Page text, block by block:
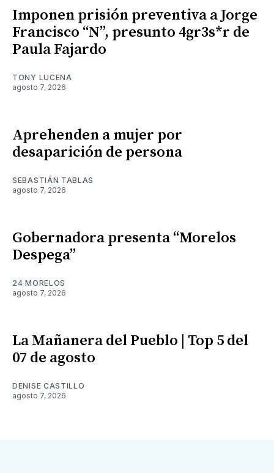
Imponen prisión preventiva a Jorge
Francisco “N”, presunto 4gr3s*r de
Paula Fajardo
TONY LUCENA
agosto 7, 2026
Aprehenden a mujer por
desaparición de persona
SEBASTIÁN TABLAS
agosto 7, 2026
Gobernadora presenta “Morelos
Despega”
24 MORELOS
agosto 7, 2026
La Mañanera del Pueblo | Top 5 del
07 de agosto
DENISE CASTILLO
agosto 7, 2026